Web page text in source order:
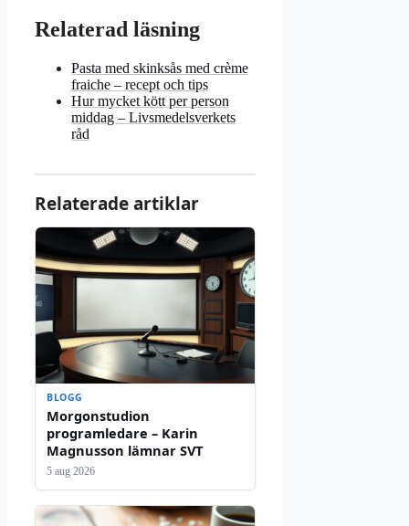
Relaterad läsning
Pasta med skinksås med crème
fraiche – recept och tips
Hur mycket kött per person
middag – Livsmedelsverkets
råd
Relaterade artiklar
BLOGG
Morgonstudion
programledare – Karin
Magnusson lämnar SVT
5 aug 2026